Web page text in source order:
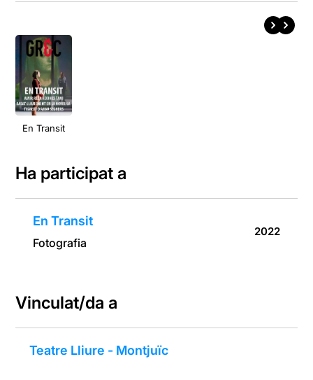
En Transit
Ha participat a
En Transit
Fotografia
2022
Vinculat/da a
Teatre Lliure - Montjuïc